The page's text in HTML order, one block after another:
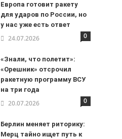
Европа готовит ракету
для ударов по России, но
у нас уже есть ответ
24.07.2026 0
«Знали, что полетит»:
«Орешник» отсрочил
ракетную программу ВСУ
на три года
20.07.2026 0
Берлин меняет риторику:
Мерц тайно ищет путь к